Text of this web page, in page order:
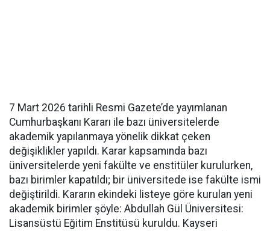
7 Mart 2026 tarihli Resmi Gazete’de yayımlanan
Cumhurbaşkanı Kararı ile bazı üniversitelerde
akademik yapılanmaya yönelik dikkat çeken
değişiklikler yapıldı. Karar kapsamında bazı
üniversitelerde yeni fakülte ve enstitüler kurulurken,
bazı birimler kapatıldı; bir üniversitede ise fakülte ismi
değiştirildi. Kararın ekindeki listeye göre kurulan yeni
akademik birimler şöyle: Abdullah Gül Üniversitesi:
Lisansüstü Eğitim Enstitüsü kuruldu. Kayseri